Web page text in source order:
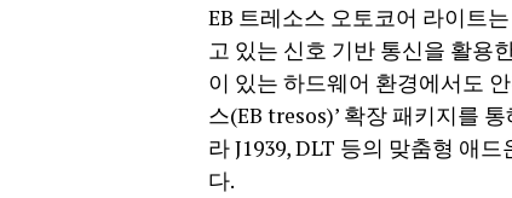
EB 트레소스 오토코어 라이트
고 있는 신호 기반 통신을 활용
이 있는 하드웨어 환경에서도
스(EB tresos)’ 확장 패키지를
라 J1939, DLT 등의 맞춤형 애
다.